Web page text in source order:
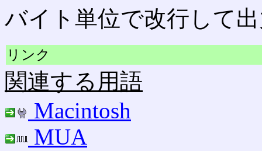
バイト単位で改行して
リンク
関連する用語
Macintosh
MUA